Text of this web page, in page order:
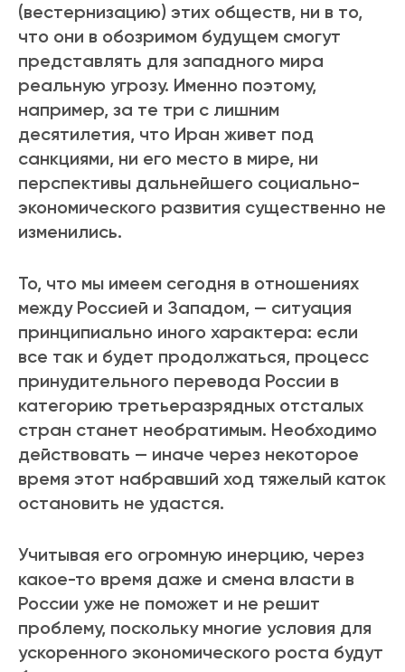
(вестернизацию) этих обществ, ни в то,
что они в обозримом будущем смогут
представлять для западного мира
реальную угрозу. Именно поэтому,
например, за те три с лишним
десятилетия, что Иран живет под
санкциями, ни его место в мире, ни
перспективы дальнейшего социально-
экономического развития существенно не
изменились.
То, что мы имеем сегодня в отношениях
между Россией и Западом, — ситуация
принципиально иного характера: если
все так и будет продолжаться, процесс
принудительного перевода России в
категорию третьеразрядных отсталых
стран станет необратимым. Необходимо
действовать — иначе через некоторое
время этот набравший ход тяжелый каток
остановить не удастся.
Учитывая его огромную инерцию, через
какое-то время даже и смена власти в
России уже не поможет и не решит
проблему, поскольку многие условия для
ускоренного экономического роста будут